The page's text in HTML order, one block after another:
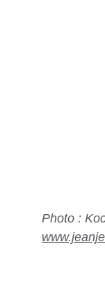
Photo :